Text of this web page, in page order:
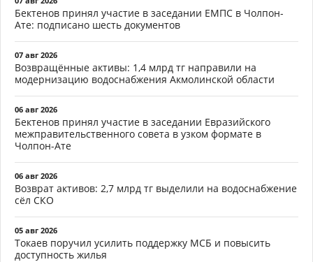
Бектенов принял участие в заседании ЕМПС в Чолпон-
Ате: подписано шесть документов
07 авг 2026
Возвращённые активы: 1,4 млрд тг направили на
модернизацию водоснабжения Акмолинской области
06 авг 2026
Бектенов принял участие в заседании Евразийского
межправительственного совета в узком формате в
Чолпон-Ате
06 авг 2026
Возврат активов: 2,7 млрд тг выделили на водоснабжение
сёл СКО
05 авг 2026
Токаев поручил усилить поддержку МСБ и повысить
доступность жилья